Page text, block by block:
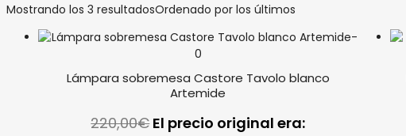
Mostrando los 3 resultadosOrdenado por los últimos
Lámpara sobremesa Castore Tavolo blanco
Artemide
220,00€El precio original era: